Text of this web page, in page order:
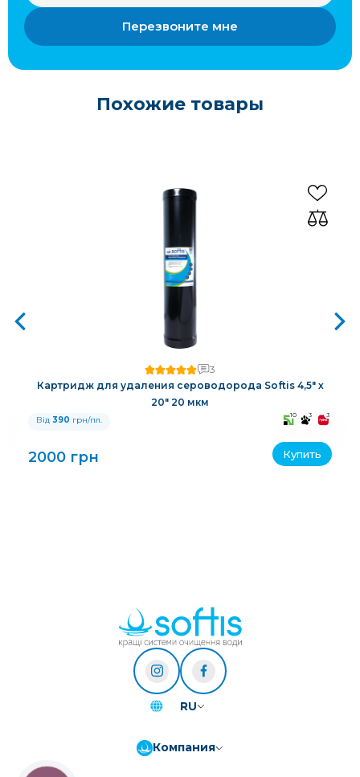
Перезвоните мне
Похожие товары
3
Картридж для удаления сероводорода Softis 4,5" х
20" 20 мкм
Від 390 грн/пл. 10 3 3
2000 грн Купить
RU
Компания